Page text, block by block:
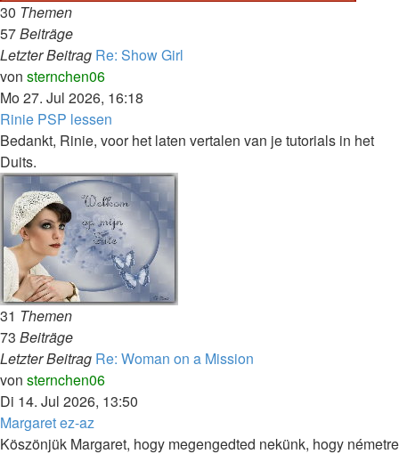
30 Themen
57Beiträge
Letzter Beitrag Re: Show Girl
von sternchen06Neuester
Beitrag
Mo 27. Jul 2026, 16:18
Rinie PSP lessen
Bedankt, Rinie, voor het laten vertalen van je tutorials in het
Duits.
31 Themen
73 Beiträge
Letzter Beitrag Re: Woman on a Mission
von sternchen06Neuester
Beitrag
Di 14. Jul 2026, 13:50
Margaret ez-az
Köszönjük Margaret, hogy megengedted nekünk, hogy németre